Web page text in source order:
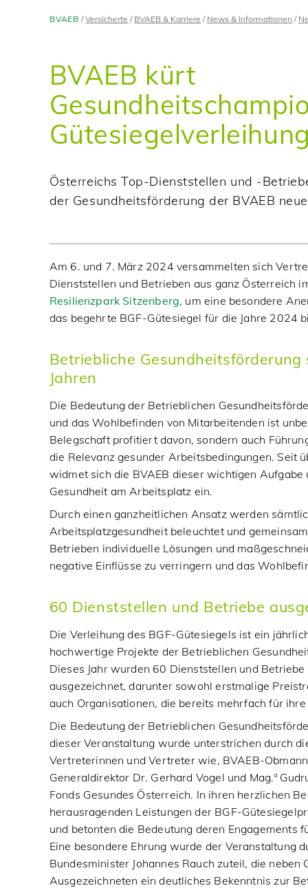
BVAEB Versicherte BVAEB & Karriere News & Informationen
BVAEB kürt
Österreichs Top-Dienststellen und -
der Gesundheitsförderung der BVAEB
Am 6. und 7. März 2024 versammelten sich
Dienststellen und Betrieben aus ganz Österreich
Resilienzpark Sitzenberg, um eine besondere
das begehrte BGF-Gütesiegel für die Jahre 2024
Betriebliche Gesundheitsförderung
Jahren
Die Bedeutung der Betrieblichen
und das Wohlbefinden von Mitarbeitenden ist
Belegschaft profitiert davon, sondern auch
die Relevanz gesunder Arbeitsbedingungen. Seit
widmet sich die BVAEB dieser wichtigen Aufgabe
Gesundheit am Arbeitsplatz ein.
Durch einen ganzheitlichen Ansatz werden
Arbeitsplatzgesundheit beleuchtet und
Betrieben individuelle Lösungen und
negative Einflüsse zu verringern und das
60 Dienststellen und Betriebe
Die Verleihung des BGF-Gütesiegels ist ein
hochwertige Projekte der Betrieblichen
Dieses Jahr wurden 60 Dienststellen und
ausgezeichnet, darunter sowohl erstmalige
auch Organisationen, die bereits mehrfach für
Die Bedeutung der Betrieblichen
dieser Veranstaltung wurde unterstrichen durch
Vertreterinnen und Vertreter wie, BVAEB-
Generaldirektor Dr. Gerhard Vogel und Mag.a
Fonds Gesundes Österreich. In ihren herzlichen
herausragenden Leistungen der BGF-
und betonten die Bedeutung deren Engagements
Eine besondere Ehrung wurde der Veranstaltung
Bundesminister Johannes Rauch zuteil, die neben
Ausgezeichneten ein deutliches Bekenntnis zur